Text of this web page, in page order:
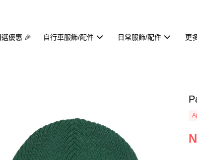
優惠 🎉 自行車服飾/配件 日常服飾/配件 更